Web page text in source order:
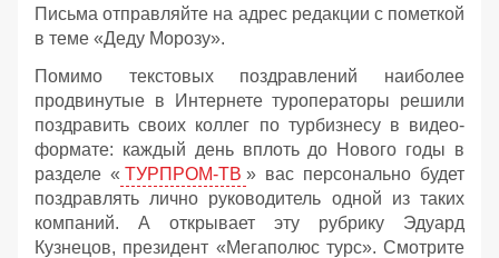
Письма отправляйте на адрес редакции с пометкой
в теме «Деду Морозу».
Помимо текстовых поздравлений наиболее
продвинутые в Интернете туроператоры решили
поздравить своих коллег по турбизнесу в видео-
формате: каждый день вплоть до Нового годы в
разделе « ТУРПРОМ-ТВ » вас персонально будет
поздравлять лично руководитель одной из таких
компаний. А открывает эту рубрику Эдуард
Кузнецов, президент «Мегаполюс турс». Смотрите